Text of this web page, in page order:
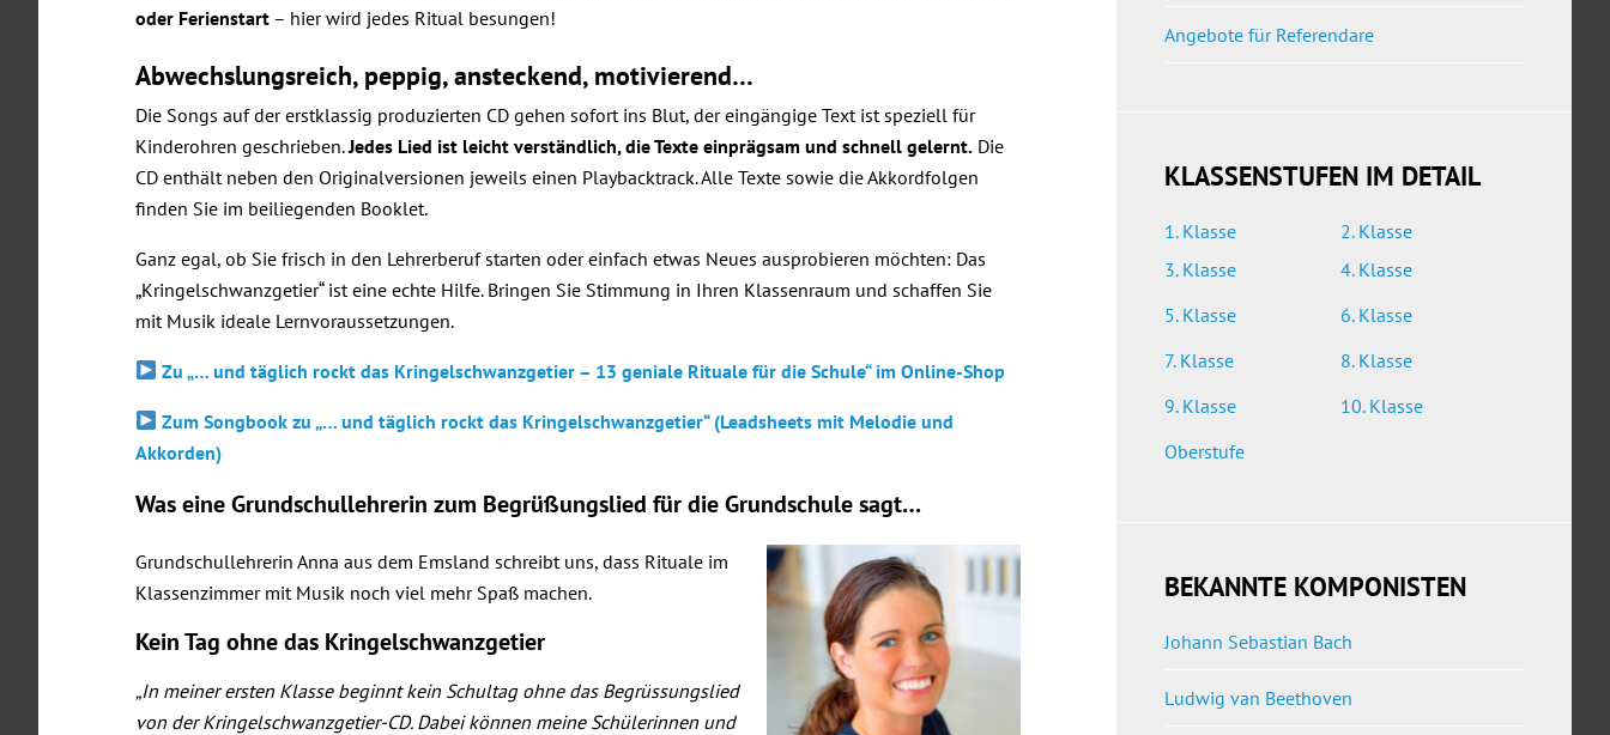
oder Ferienstart – hier wird jedes Ritual besungen!
Abwechslungsreich, peppig, ansteckend, motivierend…
Die Songs auf der erstklassig produzierten CD gehen sofort ins Blut, der eingängige Text ist speziell für
Kinderohren geschrieben.Jedes Lied ist leicht verständlich, die Texte einprägsam und schnell gelernt. Die
CD enthält neben den Originalversionen jeweils einen Playbacktrack. Alle Texte sowie die Akkordfolgen
finden Sie im beiliegenden Booklet.
Ganz egal, ob Sie frisch in den Lehrerberuf starten oder einfach etwas Neues ausprobieren möchten: Das
„Kringelschwanzgetier“ ist eine echte Hilfe. Bringen Sie Stimmung in Ihren Klassenraum und schaffen Sie
mit Musik ideale Lernvoraussetzungen.
Zu „… und täglich rockt das Kringelschwanzgetier – 13 geniale Rituale für die Schule“ im Online-Shop
Zum Songbook zu „… und täglich rockt das Kringelschwanzgetier“ (Leadsheets mit Melodie und
Akkorden)
Was eine Grundschullehrerin zum Begrüßungslied für die Grundschule sagt…
Grundschullehrerin Anna aus dem Emsland schreibt uns, dass Rituale im
Klassenzimmer mit Musik noch viel mehr Spaß machen.
Kein Tag ohne das Kringelschwanzgetier
„In meiner ersten Klasse beginnt kein Schultag ohne das Begrüssungslied
von der Kringelschwanzgetier-CD. Dabei können meine Schülerinnen und
Angebote für Referendare
KLASSENSTUFEN IM DETAIL
1. Klasse
2. Klasse
3. Klasse
4. Klasse
5. Klasse
6. Klasse
7. Klasse
8. Klasse
9. Klasse
10. Klasse
Oberstufe
BEKANNTE KOMPONISTEN
Johann Sebastian Bach
Ludwig van Beethoven